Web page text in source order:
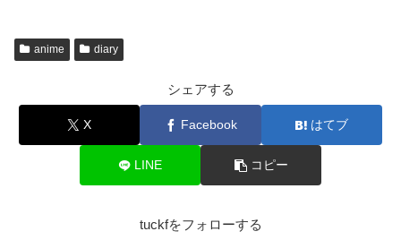
anime diary
シェアする
X Facebook はてブ
LINE コピー
tuckfをフォローする